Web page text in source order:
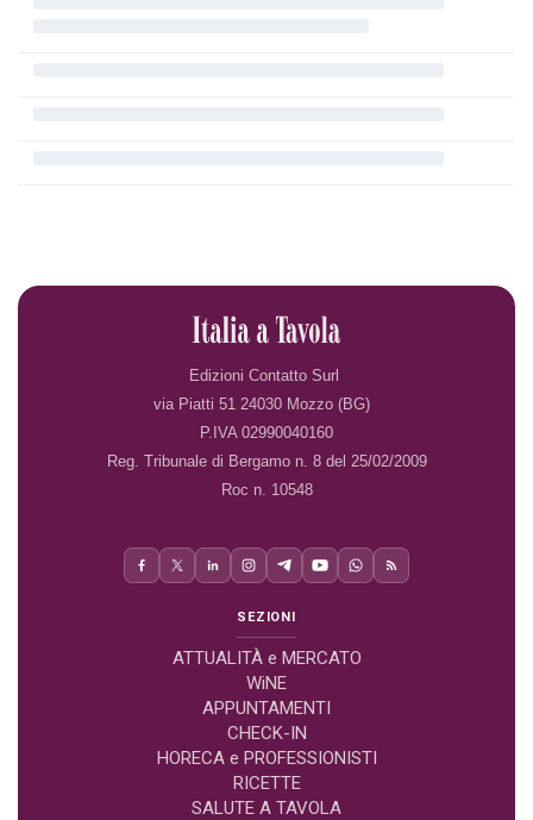
Edizioni Contatto Surl
via Piatti 51 24030 Mozzo (BG)
P.IVA 02990040160
Reg. Tribunale di Bergamo n. 8 del 25/02/2009
Roc n. 10548
SEZIONI
ATTUALITÀ e MERCATO
WiNE
APPUNTAMENTI
CHECK-IN
HORECA e PROFESSIONISTI
RICETTE
SALUTE A TAVOLA